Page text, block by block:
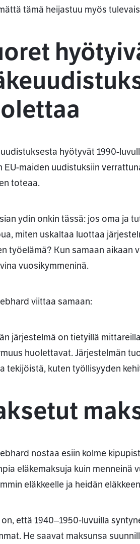
tämä heijastuu myös
hyötyvät 1990-
EU-maiden uudistuksiin
toteaa.
ydin onkin tässä: jos oma ja
miten uskaltaa luottaa
työelämä? Kun samaan aikaan
vuosikymmeninä.
viittaa samaan:
järjestelmä on tietyillä
huolettavat. Järjestelmän
tekijöistä, kuten työllisyyden
nostaa esiin kolme
eläkemaksuja kuin menneinä
eläkkeelle ja heidän
on, että 1940‒1950-luvuilla
He saavat maksunsa